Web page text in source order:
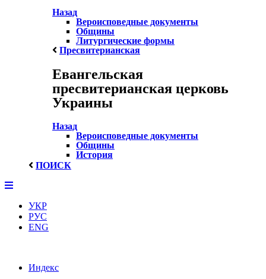
Назад
Вероисповедные документы
Общины
Литургические формы
Пресвитерианская
Евангельская
пресвитерианская церковь
Украины
Назад
Вероисповедные документы
Общины
История
ПОИСК
УКР
РУС
ENG
Индекс